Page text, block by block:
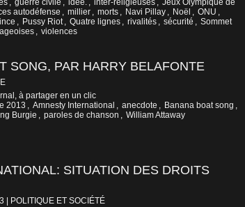
, guerre civile , idée. , inter-religieuses , Jeux Olympique de
autodéfense , millier , morts , Navi Pillay , Noël , ONU ,
, Pussy Riot , Quatre lignes , rivalités , sécurité , Sommet
, violences
SONG, PAR HARRY BELAFONTE
à partager en un clic
2013 , Amnesty International , anecdote , Banana boat song ,
Burgie , paroles de chanson , William Attaway
SITUATION DES DROITS
POLITIQUE ET SOCIÉTÉ